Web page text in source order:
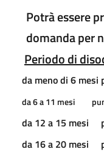
Potrà essere
domanda per
Periodo di
da meno di 6 mesi
da 6 a 11 mesi
da 12 a 15 mesi
da 16 a 20 mesi